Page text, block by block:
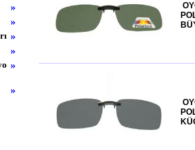
»
»
»
»
»
»